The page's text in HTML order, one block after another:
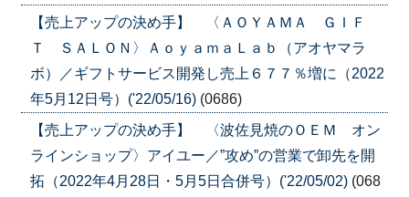
【売上アップの決め手】 〈ＡＯＹＡＭＡ ＧＩＦ
Ｔ ＳＡＬＯＮ〉ＡｏｙａｍａＬａｂ（アオヤマラ
ボ）／ギフトサービス開発し売上６７７％増に（2022
年5月12日号）('22/05/16) (0686)
【売上アップの決め手】 〈波佐見焼のＯＥＭ オン
ラインショップ〉アイユー／”攻め”の営業で卸先を開
拓（2022年4月28日・5月5日合併号）('22/05/02) (068